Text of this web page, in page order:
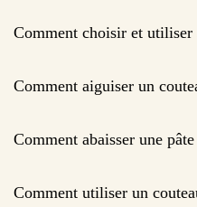
Comment choisir et utiliser
Comment aiguiser un
Comment abaisser une pâte
Comment utiliser un